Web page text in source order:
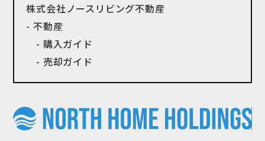
株式会社ノースリビング不動産
- 不動産
- 購入ガイド
- 売却ガイド